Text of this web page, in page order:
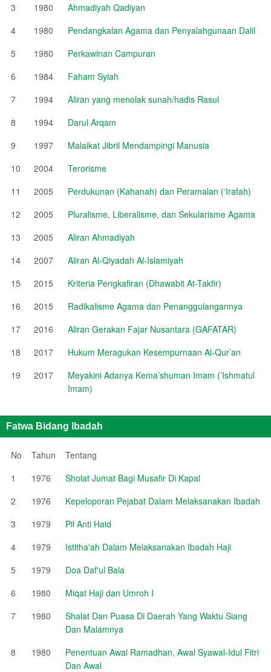
3
1980
Ahmadiyah Qadiyan
4
1980
Pendangkalan Agama dan Penyalahgunaan Dalil
5
1980
Perkawinan Campuran
6
1984
Faham Syiah
7
1994
Aliran yang menolak sunah/hadis Rasul
8
1994
Darul Arqam
9
1997
Malaikat Jibril Mendampingi Manusia
10
2004
Terorisme
11
2005
Perdukunan (Kahanah) dan Peramalan (‘Irafah)
12
2005
Pluralisme, Liberalisme, dan Sekularisme Agama
13
2005
Aliran Ahmadiyah
14
2007
Aliran Al-Qiyadah Al-Islamiyah
15
2015
Kriteria Pengkafiran (Dhawabit At-Takfir)
16
2015
Radikalisme Agama dan Penanggulangannya
17
2016
Aliran Gerakan Fajar Nusantara (GAFATAR)
18
2017
Hukum Meragukan Kesempurnaan Al-Qur’an
19
2017
Meyakini Adanya Kema’shuman Imam (’Ishmatul
Imam)
Fatwa Bidang Ibadah
No Tahun
Tentang
1
1976
Sholat Jumat Bagi Musafir Di Kapal
2
1976
Kepeloporan Pejabat Dalam Melaksanakan Ibadah
3
1979
Pil Anti Haid
4
1979
Istitha'ah Dalam Melaksanakan Ibadah Haji
5
1979
Doa Daf'ul Bala
6
1980
Miqat Haji dan Umroh I
7
1980
Shalat Dan Puasa Di Daerah Yang Waktu Siang
Dan Malamnya
8
1980
Penentuan Awal Ramadhan, Awal Syawal-Idul Fitri
Dan Awal